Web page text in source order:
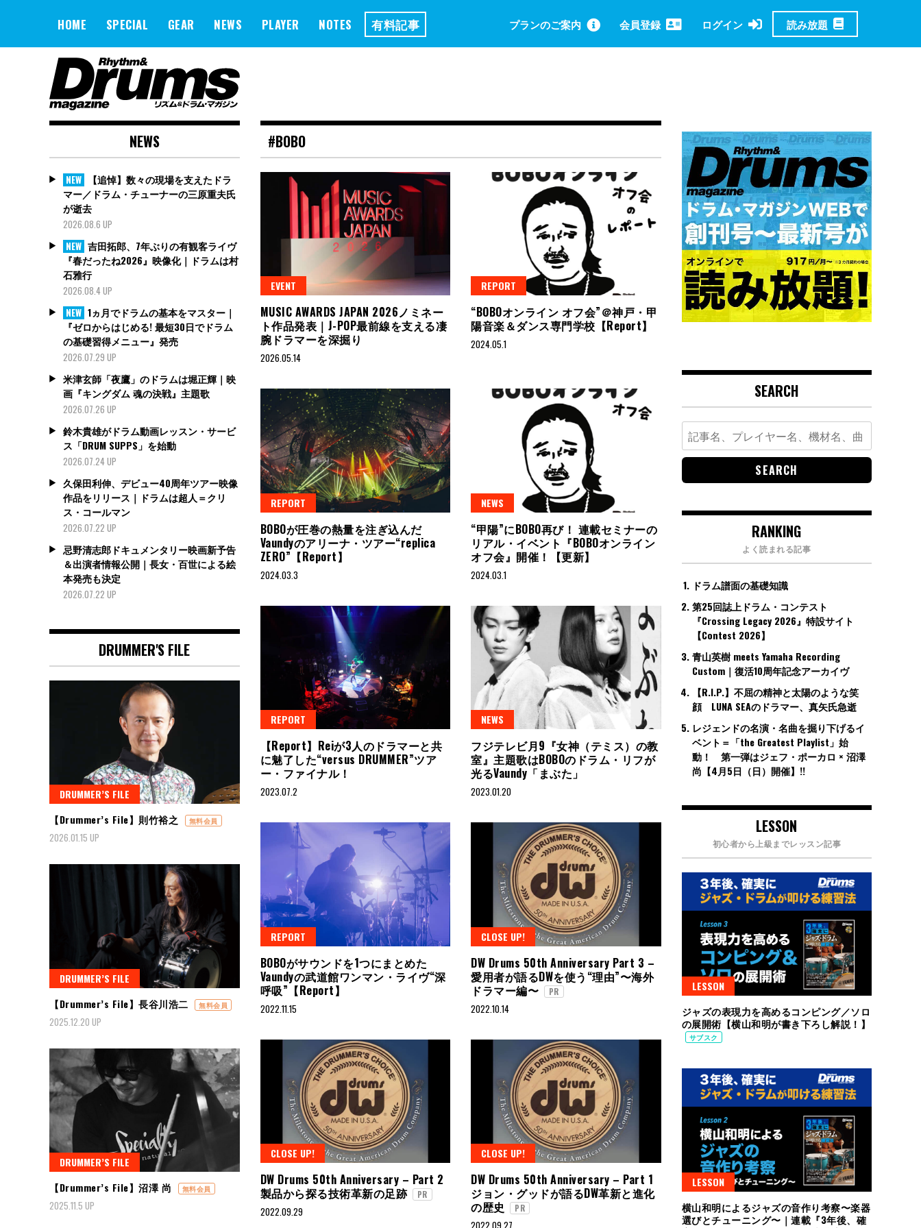
HOME SPECIAL GEAR NEWS PLAYER NOTES 有料記事 プランのご案内 会員登録 ログイン 読み放題
#BOBO
EVENT
MUSIC AWARDS JAPAN 2026ノミネー
ト作品発表｜J-POP最前線を支える凄
腕ドラマーを深掘り
2026.05.14
REPORT
“BOBOオンライン オフ会”＠神戸・甲
陽音楽＆ダンス専門学校【Report】
2024.05.1
REPORT
BOBOが圧巻の熱量を注ぎ込んだ
Vaundyのアリーナ・ツアー“replica
ZERO”【Report】
2024.03.3
NEWS
“甲陽”にBOBO再び！ 連載セミナーの
リアル・イベント『BOBOオンライン
オフ会』開催！【更新】
2024.03.1
REPORT
【Report】Reiが3人のドラマーと共
に魅了した“versus DRUMMER”ツア
ー・ファイナル！
2023.07.2
NEWS
フジテレビ月9『女神（テミス）の教
室』主題歌はBOBOのドラム・リフが
光るVaundy「まぶた」
2023.01.20
REPORT
BOBOがサウンドを1つにまとめた
Vaundyの武道館ワンマン・ライヴ“深
呼吸”【Report】
2022.11.15
CLOSE UP!
DW Drums 50th Anniversary Part 3 –
愛用者が語るDWを使う“理由”〜海外
ドラマー編〜
PR
2022.10.14
CLOSE UP!
DW Drums 50th Anniversary – Part 2
製品から探る技術革新の足跡
PR
2022.09.29
CLOSE UP!
DW Drums 50th Anniversary – Part 1
ジョン・グッドが語るDW革新と進化
の歴史
PR
2022.09.27
NEWS
NEW
【追悼】数々の現場を支えたドラ
マー／ドラム・チューナーの三原重夫氏
が逝去
2026.08.6 UP
NEW 吉田拓郎、7年ぶりの有観客ライヴ
『春だったね2026』映像化｜ドラムは村
石雅行
2026.08.4 UP
NEW 1ヵ月でドラムの基本をマスター｜
『ゼロからはじめる! 最短30日でドラム
の基礎習得メニュー』発売
2026.07.29 UP
米津玄師「夜鷹」のドラムは堀正輝｜映
画『キングダム 魂の決戦』主題歌
2026.07.26 UP
鈴木貴雄がドラム動画レッスン・サービ
ス「DRUM SUPPS」を始動
2026.07.24 UP
久保田利伸、デビュー40周年ツアー映像
作品をリリース｜ドラムは超人＝クリ
ス・コールマン
2026.07.22 UP
忌野清志郎ドキュメンタリー映画新予告
＆出演者情報公開｜長女・百世による絵
本発売も決定
2026.07.22 UP
DRUMMER'S FILE
DRUMMER’S FILE
【Drummer’s File】則竹裕之
無料会員
2026.01.15 UP
DRUMMER’S FILE
【Drummer’s File】長谷川浩二
無料会員
2025.12.20 UP
DRUMMER’S FILE
【Drummer’s File】沼澤 尚
無料会員
2025.11.5 UP
SEARCH
Search
for:
RANKING
よく読まれる記事
ドラム譜面の基礎知識
第25回誌上ドラム・コンテスト
『Crossing Legacy 2026』特設サイト
【Contest 2026】
青山英樹 meets Yamaha Recording
Custom｜復活10周年記念アーカイヴ
【R.I.P.】不屈の精神と太陽のような笑
顔 LUNA SEAのドラマー、真矢氏急逝
レジェンドの名演・名曲を掘り下げるイ
ベント＝「the Greatest Playlist」始
動！ 第一弾はジェフ・ポーカロ × 沼澤
尚【4月5日（日）開催】!!
LESSON
初心者から上級までレッスン記事
LESSON
ジャズの表現力を高めるコンピング／ソロ
の展開術【横山和明が書き下ろし解説！】
サブスク
LESSON
横山和明によるジャズの音作り考察〜楽器
選びとチューニング〜｜連載『3年後、確